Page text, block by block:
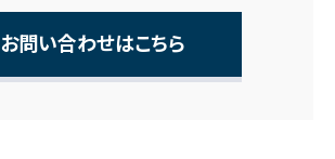
お問い合わせはこちら